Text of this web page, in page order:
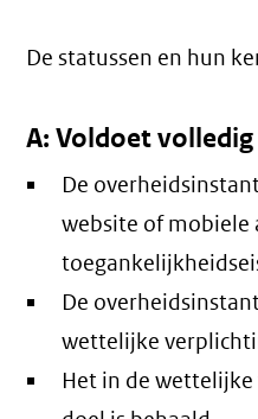
De statussen en hun
A: Voldoet volledig
De
website of mobiele
De
wettelijke
Het in de